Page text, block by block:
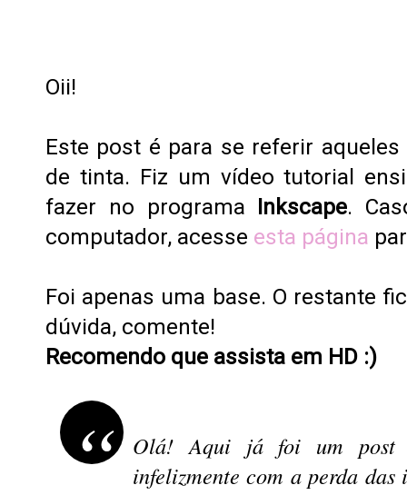
Oii!
Este post é para se referir
de tinta. Fiz um vídeo tutorial
fazer no programa Inkscape.
computador, acesse esta página
Foi apenas uma base. O restante
dúvida, comente!
Recomendo que assista em HD :)
Olá! Aqui já foi um post
infelizmente com a perda das